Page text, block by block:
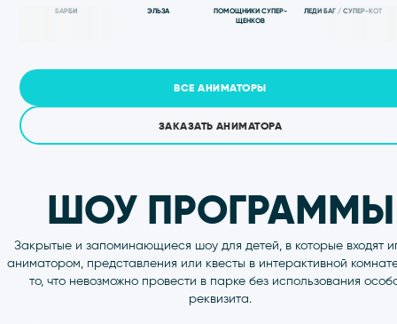
ПОСЕЩЕНИЯ
любимые персонажи, яркие шоу — программы
эмоции.
ЗАКАЗАТЬ ПОСЕЩЕНИЕ